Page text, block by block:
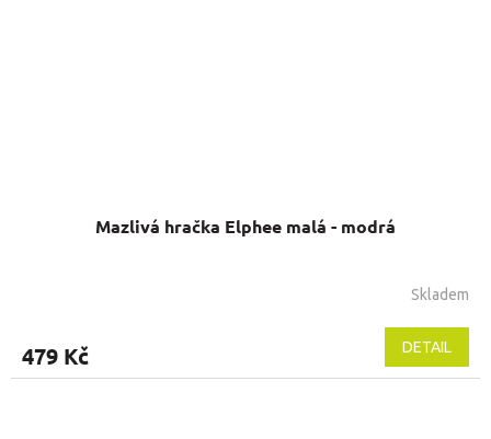
Mazlivá hračka Elphee malá - modrá
Skladem
479 Kč DETAIL